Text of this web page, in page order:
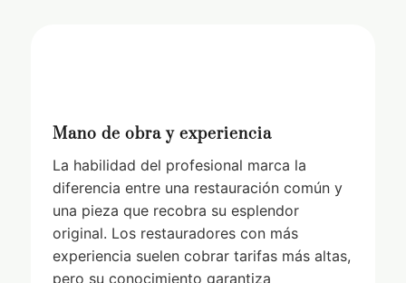
Mano de obra y experiencia
La habilidad del profesional marca la
diferencia entre una restauración común y
una pieza que recobra su esplendor
original. Los restauradores con más
experiencia suelen cobrar tarifas más altas,
pero su conocimiento garantiza